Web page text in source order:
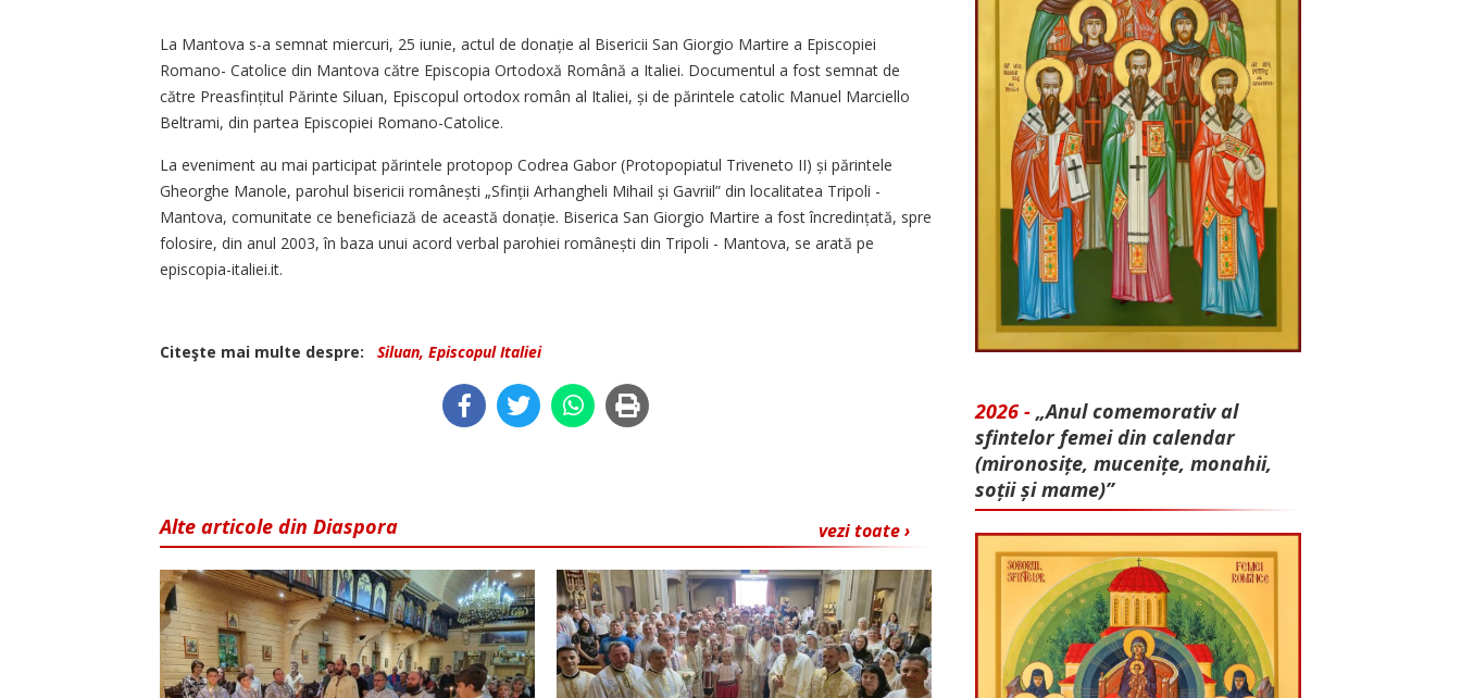
La Mantova s-a semnat miercuri, 25 iunie, actul de do­nație al Bisericii San Giorgio Martire a Episcopiei
Romano- Catolice din Mantova către Episcopia Ortodoxă Română a Italiei. Documentul a fost semnat de
către Preasfințitul Părinte Siluan, Episcopul ortodox român al Italiei, și de părintele catolic Manuel Marciello
Beltrami, din partea Episcopiei Romano-Catolice.
La eveniment au mai participat părintele protopop Codrea Gabor (Protopopiatul Triveneto II) și părintele
Gheorghe Manole, parohul bisericii românești „Sfinții Arhangheli Mihail și Gavriil” din localitatea Tripoli -
Mantova, comunitate ce beneficiază de această donație. Biserica San Giorgio Martire a fost încredințată, spre
folosire, din anul 2003, în baza unui acord verbal parohiei românești din Tripoli - Mantova, se arată pe
episcopia-italiei.it.
Citeşte mai multe despre: Siluan, Episcopul Italiei
vezi toate ›
Alte articole din Diaspora
2026 - „Anul comemorativ al
sfintelor femei din calendar
(mironosițe, mu­cenițe, monahii,
soții și mame)”